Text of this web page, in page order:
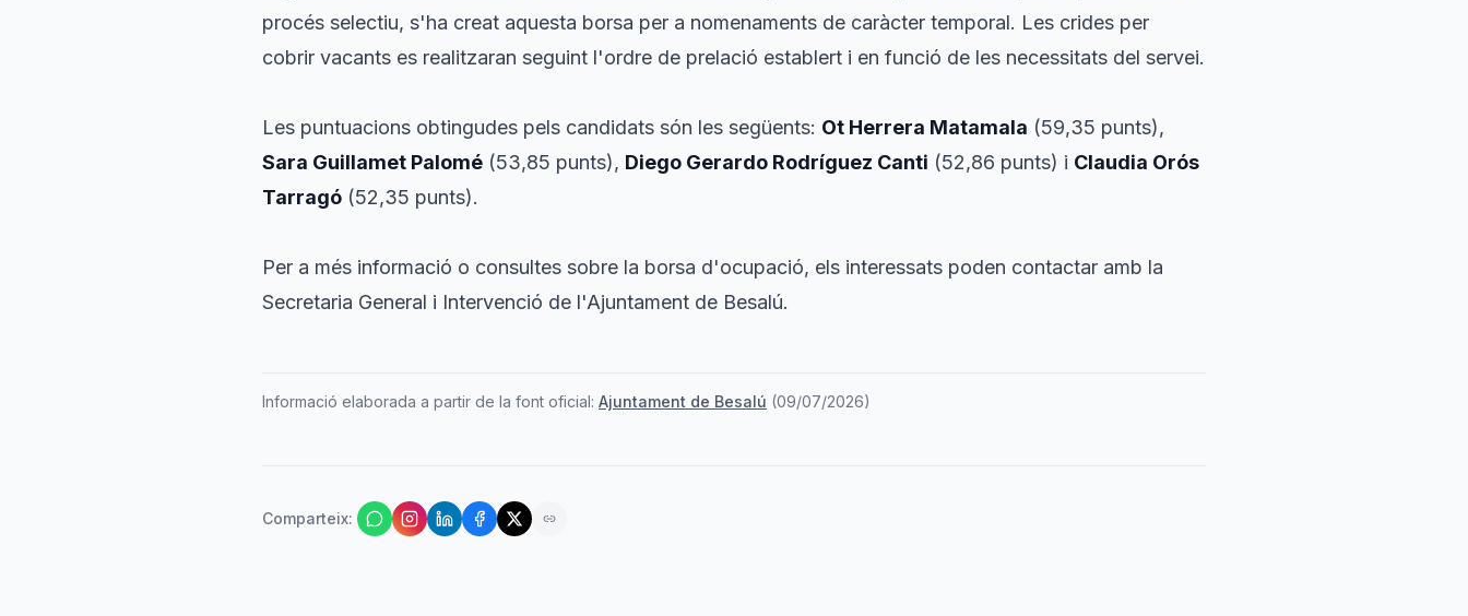
procés selectiu, s'ha creat aquesta borsa per a nomenaments de caràcter temporal. Les crides per
cobrir vacants es realitzaran seguint l'ordre de prelació establert i en funció de les necessitats del servei.
Les puntuacions obtingudes pels candidats són les següents: Ot Herrera Matamala (59,35 punts),
Sara Guillamet Palomé (53,85 punts), Diego Gerardo Rodríguez Canti (52,86 punts) i Claudia Orós
Tarragó (52,35 punts).
Per a més informació o consultes sobre la borsa d'ocupació, els interessats poden contactar amb la
Secretaria General i Intervenció de l'Ajuntament de Besalú.
Informació elaborada a partir de la font oficial: Ajuntament de Besalú (09/07/2026)
Comparteix: